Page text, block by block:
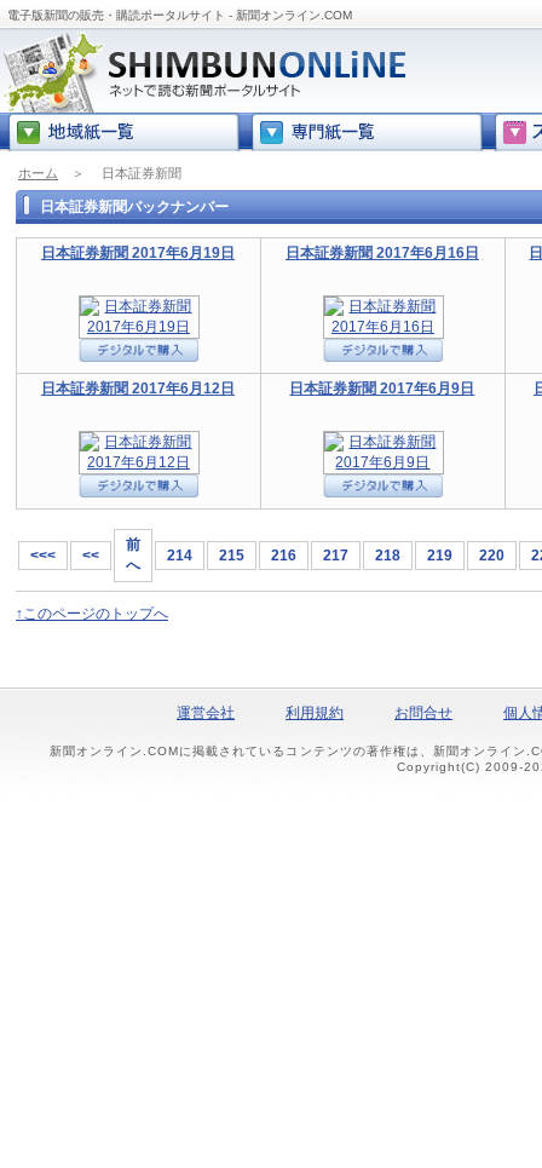
電子版新聞の販売・購読ポータルサイト - 新聞オンライン.COM
ホーム ＞ 日本証券新聞
日本証券新聞バックナンバー
日本証券新聞 2017年6月19日 日本証券新聞 2017年6月16日
日本証券新聞 2017年6月12日 日本証券新聞 2017年6月9日
<<< <<
前
へ
214 215 216 217 218 219 220
↑このページのトップへ
運営会社 利用規約 お問合せ 個人
新聞オンライン.COMに掲載されているコンテンツの著作権は、新聞オンライン
Copyright(C) 2009-